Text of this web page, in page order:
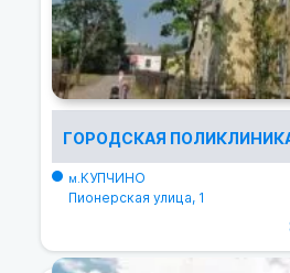
ГОРОДСКАЯ
м.КУПЧИНО
Пионерская улица, 1